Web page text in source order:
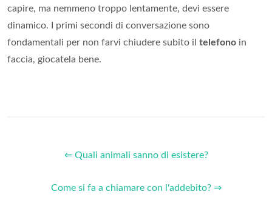
capire, ma nemmeno troppo lentamente, devi essere
dinamico. I primi secondi di conversazione sono
fondamentali per non farvi chiudere subito il telefono in
faccia, giocatela bene.
⇐ Quali animali sanno di esistere?
Come si fa a chiamare con l'addebito? ⇒